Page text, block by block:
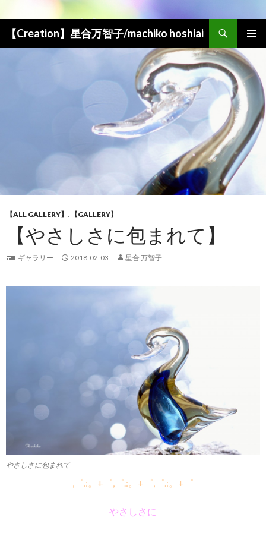
【Creation】星合万智子/machiko hoshiai
検索
メインメ
ニュー
【ALL GALLERY】 , 【GALLERY】
【やさしさに包まれて】
ギャラリー 2018-02-03 星合 万智子
やさしさに包まれて
,゜.:。+゜,゜.:。+゜,゜.:。+゜
やさしさに